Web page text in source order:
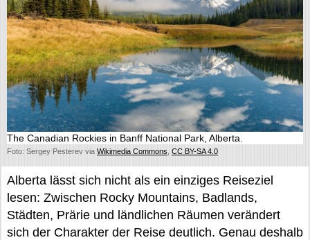
The Canadian Rockies in Banff National Park, Alberta.
Foto: Sergey Pesterev via Wikimedia Commons CC BY-SA 4.0
Alberta lässt sich nicht als ein einziges Reiseziel
lesen: Zwischen Rocky Mountains, Badlands,
Städten, Prärie und ländlichen Räumen verändert
sich der Charakter der Reise deutlich. Genau deshalb